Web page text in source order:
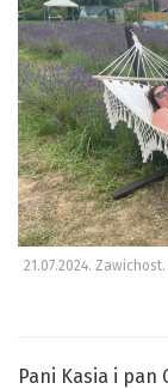
21.07.2024.
Pani Kasia i pan